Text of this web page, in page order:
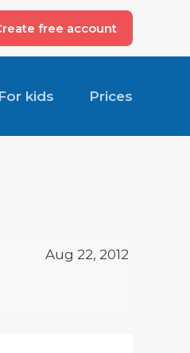
free account
For kids Prices
Aug 22, 2012